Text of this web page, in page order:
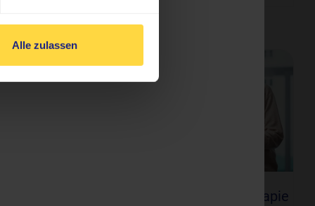
Alle zulassen
Radio-Peptid-Rezeptor-Therapie